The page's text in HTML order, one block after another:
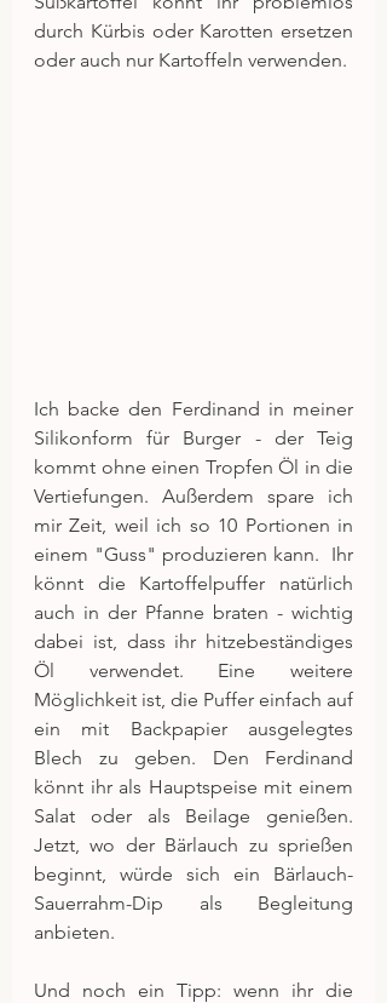
durch Kürbis oder Karotten ersetzen
oder auch nur Kartoffeln verwenden.
Ich backe den Ferdinand in meiner
Silikonform für Burger - der Teig
kommt ohne einen Tropfen Öl in die
Vertiefungen. Außerdem spare ich
mir Zeit, weil ich so 10 Portionen in
einem "Guss" produzieren kann.  Ihr
könnt die Kartoffelpuffer natürlich
auch in der Pfanne braten - wichtig
dabei ist, dass ihr hitzebeständiges
Öl verwendet. Eine weitere
Möglichkeit ist, die Puffer einfach auf
ein mit Backpapier ausgelegtes
Blech zu geben. Den Ferdinand
könnt ihr als Hauptspeise mit einem
Salat oder als Beilage genießen.
Jetzt, wo der Bärlauch zu sprießen
beginnt, würde sich ein Bärlauch-
Sauerrahm-Dip als Begleitung
anbieten.
Und noch ein Tipp: wenn ihr die